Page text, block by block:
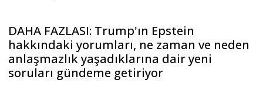
DAHA FAZLASI: Trump'ın Epstein
hakkındaki yorumları, ne zaman ve neden
anlaşmazlık yaşadıklarına dair yeni
soruları gündeme getiriyor